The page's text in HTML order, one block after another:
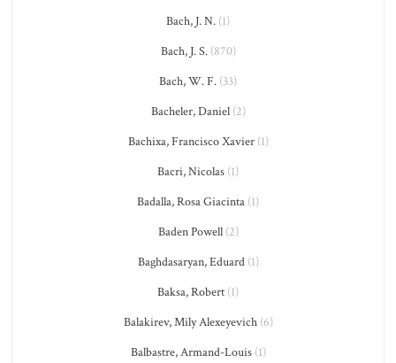
Bach, J. N. (1)
Bach, J. S.(870)
Bach, W. F. (33)
Bacheler, Daniel(2)
Bachixa, Francisco Xavier(1)
Bacri, Nicolas (1)
Badalla, Rosa Giacinta (1)
Baden Powell(2)
Baghdasaryan, Eduard(1)
Baksa, Robert (1)
Balakirev, Mily Alexeyevich(6)
Balbastre, Armand-Louis(1)